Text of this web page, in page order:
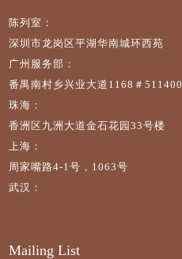
陈列室：
深圳市龙岗区平湖华南城环西苑
广州服务部：
番禺南村乡兴业大道1168＃511400
珠海：
香洲区九洲大道金石花园33号楼
上海：
周家嘴路4-1号，1063号
武汉：
Mailing List